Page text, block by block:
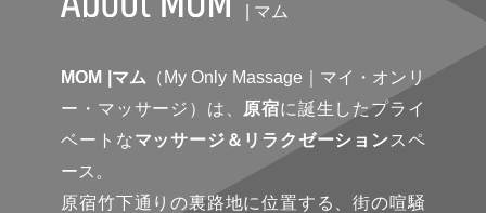
| マム
MOM |マム （My Only Massage｜マイ・オンリ
ー・マッサージ）は、 原宿に誕生したプライ
ベートなマッサージ＆リラクゼーション スペ
ース。
原宿竹下通りの裏路地に位置する、街の喧騒